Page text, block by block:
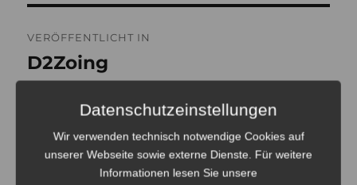
VERÖFFENTLICHT IN
D2Zoing
ULRICH TAUSEND
Datenschutzeinstellungen
Wir verwenden technisch notwendige Cookies auf
unserer Webseite sowie externe Dienste. Für weitere
Informationen lesen Sie unsere